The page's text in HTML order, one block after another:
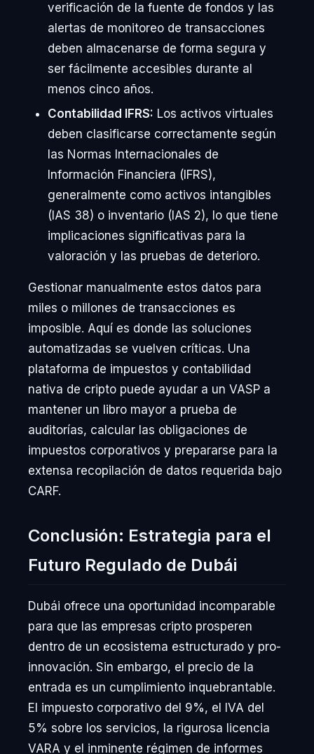
verificación de la fuente de fondos y las
alertas de monitoreo de transacciones
deben almacenarse de forma segura y
ser fácilmente accesibles durante al
menos cinco años.
Contabilidad IFRS: Los activos virtuales
deben clasificarse correctamente según
las Normas Internacionales de
Información Financiera (IFRS),
generalmente como activos intangibles
(IAS 38) o inventario (IAS 2), lo que tiene
implicaciones significativas para la
valoración y las pruebas de deterioro.
Gestionar manualmente estos datos para
miles o millones de transacciones es
imposible. Aquí es donde las soluciones
automatizadas se vuelven críticas. Una
plataforma de impuestos y contabilidad
nativa de cripto puede ayudar a un VASP a
mantener un libro mayor a prueba de
auditorías, calcular las obligaciones de
impuestos corporativos y prepararse para la
extensa recopilación de datos requerida bajo
CARF.
Conclusión: Estrategia para el
Futuro Regulado de Dubái
Dubái ofrece una oportunidad incomparable
para que las empresas cripto prosperen
dentro de un ecosistema estructurado y pro-
innovación. Sin embargo, el precio de la
entrada es un cumplimiento inquebrantable.
El impuesto corporativo del 9%, el IVA del
5% sobre los servicios, la rigurosa licencia
VARA y el inminente régimen de informes